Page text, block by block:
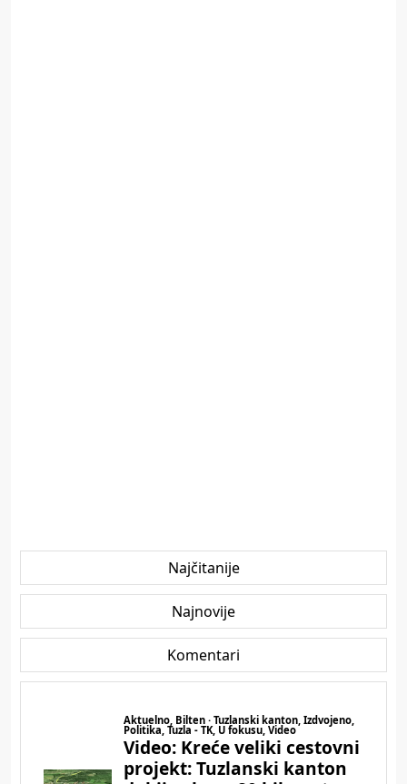
Najčitanije
Najnovije
Komentari